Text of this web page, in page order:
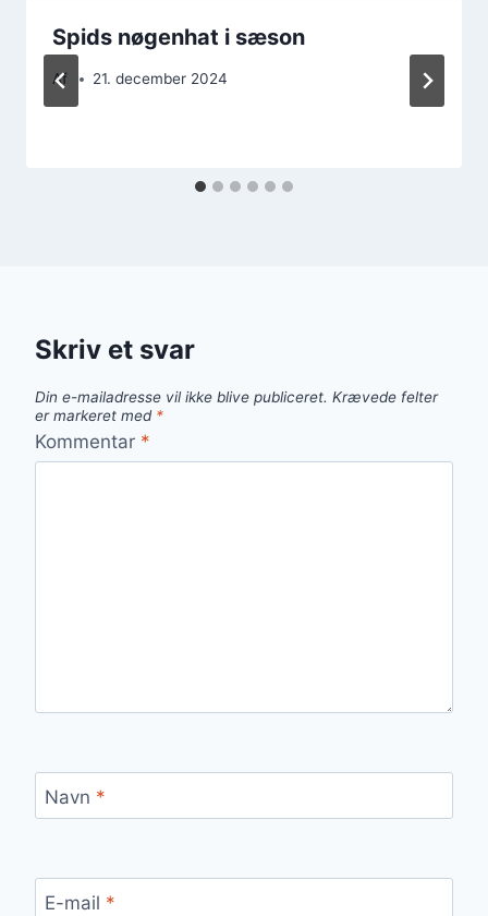
Spids nøgenhat i sæson
Af 21. december 2024
Skriv et svar
Din e-mailadresse vil ikke blive publiceret. Krævede felter
er markeret med *
Kommentar *
Navn *
E-mail *